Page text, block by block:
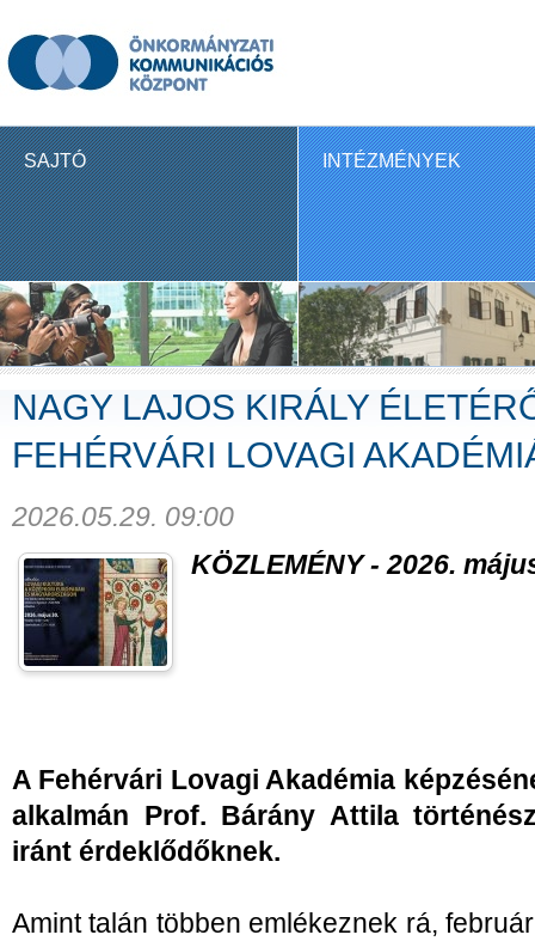
SAJTÓ INTÉZMÉNYEK
NAGY LAJOS KIRÁLY
FEHÉRVÁRI LOVAGI
2026.05.29. 09:00
KÖZLEMÉNY - 2026.
A Fehérvári Lovagi Akadémia
alkalmán Prof. Bárány Attila
iránt érdeklődőknek.
Amint talán többen emlékeznek rá,